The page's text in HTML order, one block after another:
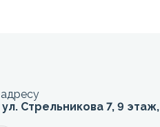
Стрельникова 7, 9 этаж,